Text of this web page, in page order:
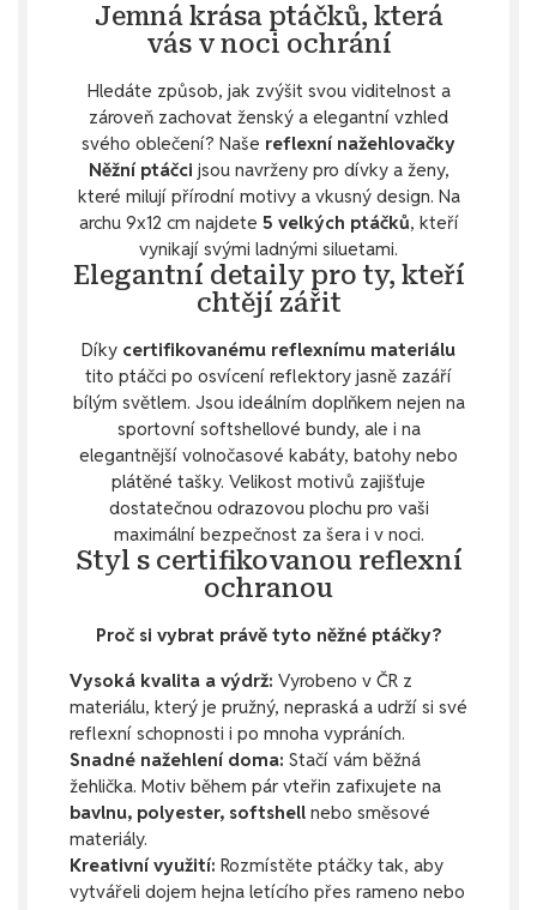
Jemná krása ptáčků, která
vás v noci ochrání
Hledáte způsob, jak zvýšit svou viditelnost a
zároveň zachovat ženský a elegantní vzhled
svého oblečení? Naše reflexní nažehlovačky
Něžní ptáčci jsou navrženy pro dívky a ženy,
které milují přírodní motivy a vkusný design. Na
archu 9x12 cm najdete 5 velkých ptáčků, kteří
vynikají svými ladnými siluetami.
Elegantní detaily pro ty, kteří
chtějí zářit
Díky certifikovanému reflexnímu materiálu
tito ptáčci po osvícení reflektory jasně zazáří
bílým světlem. Jsou ideálním doplňkem nejen na
sportovní softshellové bundy, ale i na
elegantnější volnočasové kabáty, batohy nebo
plátěné tašky. Velikost motivů zajišťuje
dostatečnou odrazovou plochu pro vaši
maximální bezpečnost za šera i v noci.
Styl s certifikovanou reflexní
ochranou
Proč si vybrat právě tyto něžné ptáčky?
Vysoká kvalita a výdrž: Vyrobeno v ČR z
materiálu, který je pružný, nepraská a udrží si své
reflexní schopnosti i po mnoha vypráních.
Snadné nažehlení doma: Stačí vám běžná
žehlička. Motiv během pár vteřin zafixujete na
bavlnu, polyester, softshell nebo směsové
materiály.
Kreativní využití: Rozmístěte ptáčky tak, aby
vytvářeli dojem hejna letícího přes rameno nebo